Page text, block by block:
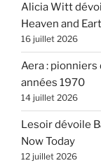
Alicia Witt
Heaven and
16 juillet 2026
Aera :
années 1970
14 juillet 2026
Lesoir dévoile
Now Today
12 juillet 2026